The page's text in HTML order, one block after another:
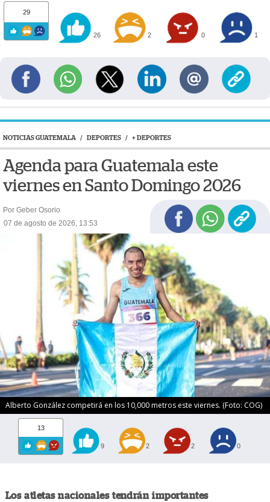
29
26 2 0 1
NOTICIAS GUATEMALA / DEPORTES / + DEPORTES
Agenda para Guatemala este
viernes en Santo Domingo 2026
Por Geber Osorio
07 de agosto de 2026, 13:53
Alberto González competirá en los 10,000 metros este viernes. (Foto: COG)
13
9 2 2 0
Los atletas nacionales tendrán importantes